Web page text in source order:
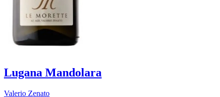
Lugana Mandolara
Valerio Zenato